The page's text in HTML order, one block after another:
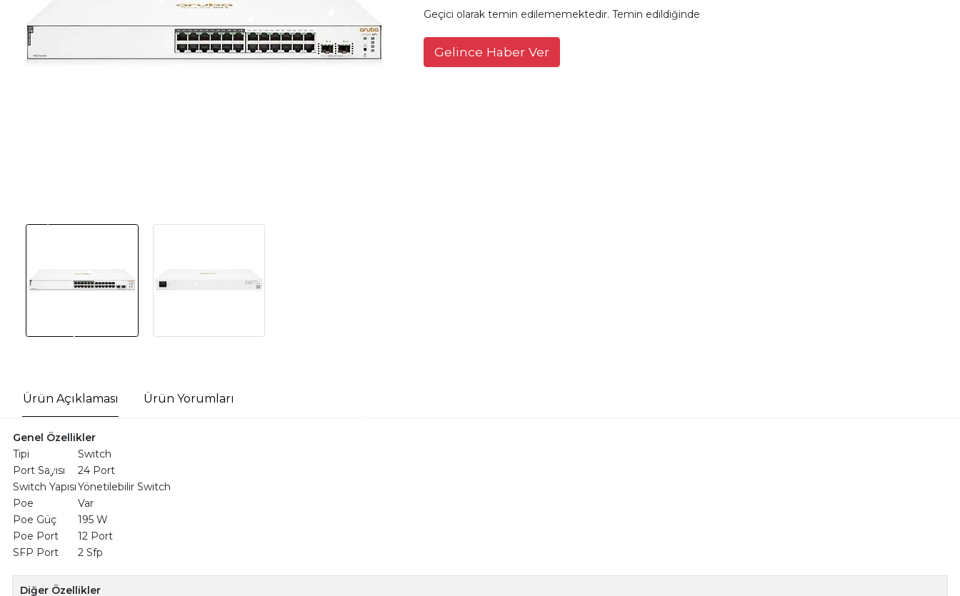
Geçici olarak temin edilememektedir. Temin edildiğinde
Gelince Haber Ver
Ürün Açıklaması Ürün Yorumları
Genel Özellikler
Tipi
Switch
Port Sayısı
24 Port
Switch YapısıYönetilebilir Switch
Poe
Var
Poe Güç
195 W
Poe Port
12 Port
SFP Port
2 Sfp
Diğer Özellikler